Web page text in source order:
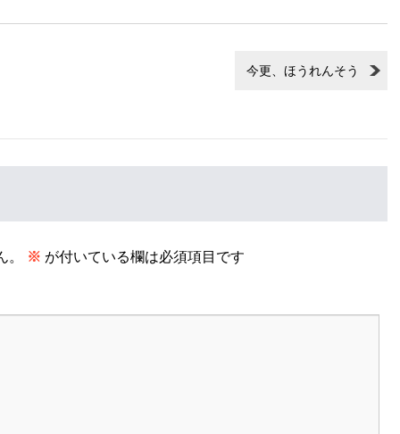
今更、ほうれんそう
※ が付いている欄は必須項目です